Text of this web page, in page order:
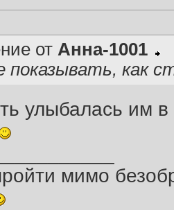
от Анна-1001
показывать, как
улыбалась им
мимо